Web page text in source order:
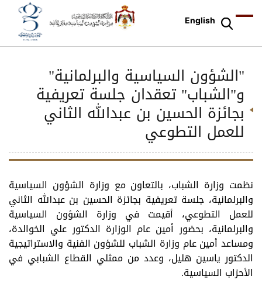
English
"الشؤون السياسية والبرلمانية"
و"الشباب" تعقدان جلسة تعريفية
بجائزة الحسين بن عبدالله الثاني
للعمل التطوعي
نظمت وزارة الشباب، بالتعاون مع وزارة الشؤون السياسية
والبرلمانية، جلسة تعريفية بجائزة الحسين بن عبدالله الثاني
للعمل التطوعي، أقيمت في وزارة الشؤون السياسية
والبرلمانية، بحضور أمين عام الوزارة الدكتور علي الخوالدة،
ومساعد أمين عام وزارة الشباب للشؤون الفنية والاستراتيجية
الدكتور ياسين هليل، وعدد من ممثلي القطاع الشبابي في
الأحزاب السياسية.